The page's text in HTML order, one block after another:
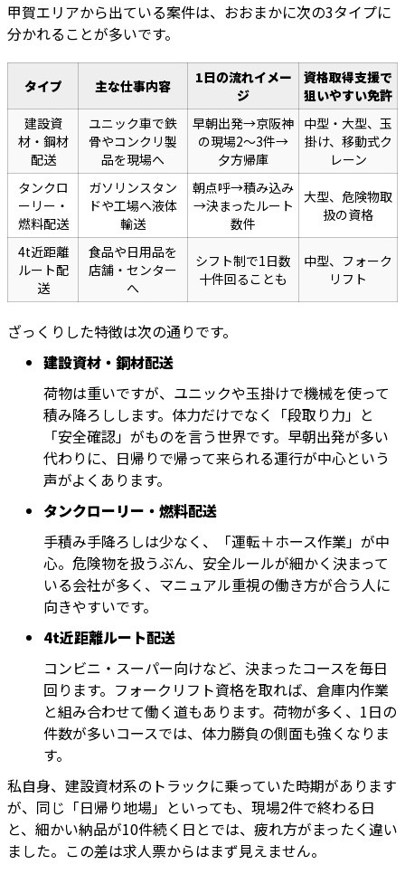
甲賀エリアから出ている案件は、おおまかに次の3タイプに
分かれることが多いです。
タイプ 主な仕事内容
1日の流れイメー
ジ
資格取得支援で
狙いやすい免許
建設資
材・鋼材
配送
ユニック車で鉄
骨やコンクリ製
品を現場へ
早朝出発→京阪神
の現場2〜3件→
夕方帰庫
中型・大型、玉
掛け、移動式ク
レーン
タンクロ
ーリー・
燃料配送
ガソリンスタン
ドや工場へ液体
輸送
朝点呼→積み込み
→決まったルート
数件
大型、危険物取
扱の資格
4t近距離
ルート配
送
食品や日用品を
店舗・センター
へ
シフト制で1日数
十件回ることも
中型、フォーク
リフト
ざっくりした特徴は次の通りです。
建設資材・鋼材配送
荷物は重いですが、ユニックや玉掛けで機械を使って
積み降ろしします。体力だけでなく「段取り力」と
「安全確認」がものを言う世界です。早朝出発が多い
代わりに、日帰りで帰って来られる運行が中心という
声がよくあります。
タンクローリー・燃料配送
手積み手降ろしは少なく、「運転＋ホース作業」が中
心。危険物を扱うぶん、安全ルールが細かく決まって
いる会社が多く、マニュアル重視の働き方が合う人に
向きやすいです。
4t近距離ルート配送
コンビニ・スーパー向けなど、決まったコースを毎日
回ります。フォークリフト資格を取れば、倉庫内作業
と組み合わせて働く道もあります。荷物が多く、1日の
件数が多いコースでは、体力勝負の側面も強くなりま
す。
私自身、建設資材系のトラックに乗っていた時期があります
が、同じ「日帰り地場」といっても、現場2件で終わる日
と、細かい納品が10件続く日とでは、疲れ方がまったく違い
ました。この差は求人票からはまず見えません。